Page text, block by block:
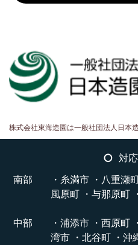
株式会社東海造園は一般社団法人日本
対
南部
・糸満市 ・八重瀬
風原町 ・与那原町
中部
・浦添市 ・西原町
湾市 ・北谷町 ・沖